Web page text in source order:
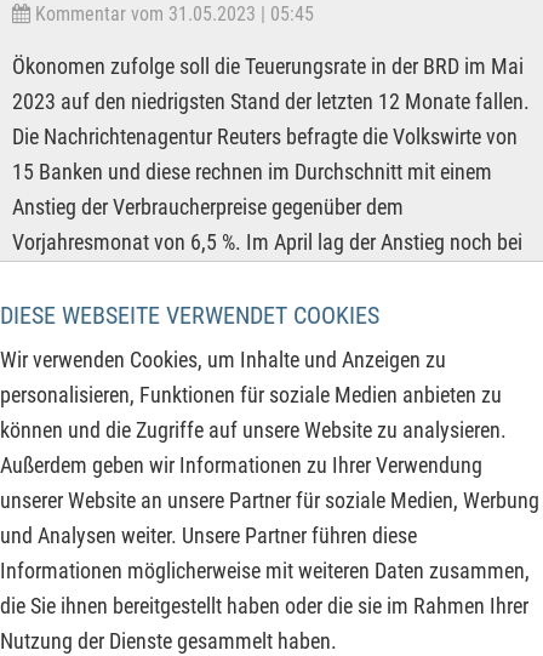
DIESE WEBSEITE VERWENDET COOKIES
Wir verwenden Cookies, um Inhalte und Anzeigen zu
personalisieren, Funktionen für soziale Medien anbieten zu
können und die Zugriffe auf unsere Website zu analysieren.
Außerdem geben wir Informationen zu Ihrer Verwendung
unserer Website an unsere Partner für soziale Medien, Werbung
und Analysen weiter. Unsere Partner führen diese
Informationen möglicherweise mit weiteren Daten zusammen,
die Sie ihnen bereitgestellt haben oder die sie im Rahmen Ihrer
Nutzung der Dienste gesammelt haben.
Kommentar vom 31.05.2023 | 05:45
Ökonomen zufolge soll die Teuerungsrate in der BRD im Mai
2023 auf den niedrigsten Stand der letzten 12 Monate fallen.
Die Nachrichtenagentur Reuters befragte die Volkswirte von
15 Banken und diese rechnen im Durchschnitt mit einem
Anstieg der Verbraucherpreise gegenüber dem
Vorjahresmonat von 6,5 %. Im April lag der Anstieg noch bei
Energie- und Nahrungsmittelpreise, die im letzten Jahr einen
deutlichen Anstieg gesehen hatten. Auch der gesunkene
Erdgaspreis nimmt Preisdruck aus der Industrie und dem
Gewerbe, wodurch der Teuerungsdruck abnimmt. Doch über
den Sommer hinweg dürfte die Teuerungsrate weiterhin im
Bereich der 6 – 7 % verbleiben, ehe diese zum Winter hin auf
4 – 5 % fallen dürfte.